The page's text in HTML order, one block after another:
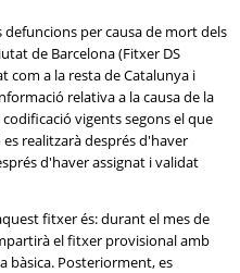
defuncions per causa de mort dels
de Barcelona (Fitxer DS
com a la resta de Catalunya i
relativa a la causa de la
vigents segons el que
es realitzarà després d'haver
d'haver assignat i validat
fitxer és: durant el mes de
el fitxer provisional amb
bàsica. Posteriorment, es